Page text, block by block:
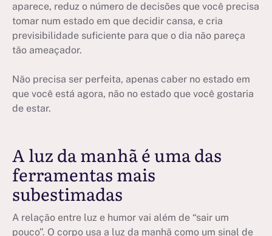
aparece, reduz o número de decisões que você precisa
tomar num estado em que decidir cansa, e cria
previsibilidade suficiente para que o dia não pareça
tão ameaçador.
Não precisa ser perfeita, apenas caber no estado em
que você está agora, não no estado que você gostaria
de estar.
A luz da manhã é uma das
ferramentas mais
subestimadas
A relação entre luz e humor vai além de “sair um
pouco”. O corpo usa a luz da manhã como um sinal de